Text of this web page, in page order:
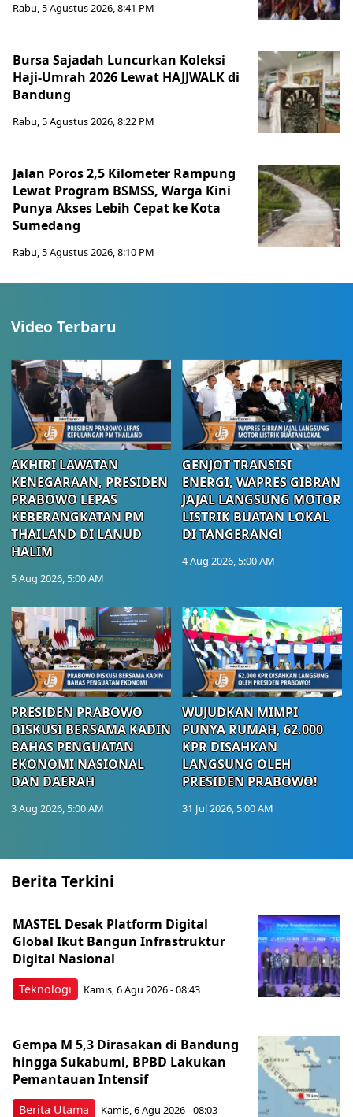
Rabu, 5 Agustus 2026, 8:41 PM
Bursa Sajadah Luncurkan Koleksi
Haji-Umrah 2026 Lewat HAJJWALK di
Bandung
Rabu, 5 Agustus 2026, 8:22 PM
Jalan Poros 2,5 Kilometer Rampung
Lewat Program BSMSS, Warga Kini
Punya Akses Lebih Cepat ke Kota
Sumedang
Rabu, 5 Agustus 2026, 8:10 PM
Video Terbaru
AKHIRI LAWATAN
KENEGARAAN, PRESIDEN
PRABOWO LEPAS
KEBERANGKATAN PM
THAILAND DI LANUD
HALIM
5 Aug 2026, 5:00 AM
GENJOT TRANSISI
ENERGI, WAPRES GIBRAN
JAJAL LANGSUNG MOTOR
LISTRIK BUATAN LOKAL
DI TANGERANG!
4 Aug 2026, 5:00 AM
PRESIDEN PRABOWO
DISKUSI BERSAMA KADIN
BAHAS PENGUATAN
EKONOMI NASIONAL
DAN DAERAH
3 Aug 2026, 5:00 AM
WUJUDKAN MIMPI
PUNYA RUMAH, 62.000
KPR DISAHKAN
LANGSUNG OLEH
PRESIDEN PRABOWO!
31 Jul 2026, 5:00 AM
Berita Terkini
Teknologi
MASTEL Desak Platform Digital
Global Ikut Bangun Infrastruktur
Digital Nasional
Kamis, 6 Agu 2026 - 08:43
Berita Utama
Gempa M 5,3 Dirasakan di Bandung
hingga Sukabumi, BPBD Lakukan
Pemantauan Intensif
Kamis, 6 Agu 2026 - 08:03